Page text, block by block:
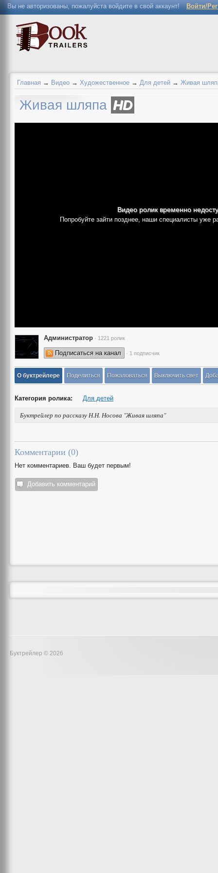
Вы не авторизованы, пожалуйста войдите в свой аккаунт! Войти/
Главная → Видео → Художественное → Для детей → Живая
Живая шляпа HD
Видео ролик временно
Попробуйте зайти позднее, наши специалисты уже
Администратор · 1221 ролик
Подписаться на канал · 1 подписчик
О буктрейлере Поделиться Пожаловаться Выключить свет
Категория ролика: Для детей
Буктрейлер по рассказу Н.Н. Носова "Живая шляпа"
Комментарии (0)
Нет комментариев. Ваш будет первым!
Добавить комментарий
Буктрейлер © 2026